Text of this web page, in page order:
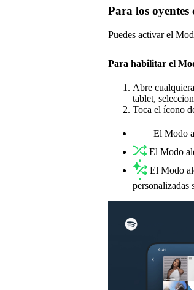
Para los
Puedes activar el
Para habilitar el
Abre
tablet,
Toca el ícono
El Modo
El Modo
El Modo
personalizadas